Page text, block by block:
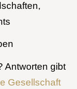
Antworten gibt
Gesellschaft